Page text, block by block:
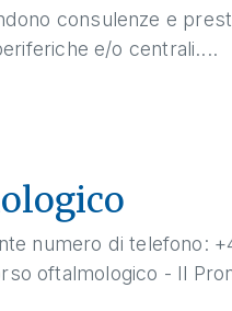
consulenze e
e/o centrali....
numero di telefono:
oftalmologico - Il